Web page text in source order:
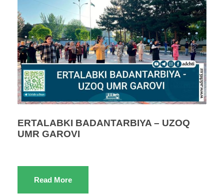
ERTALABKI BADANTARBIYA – UZOQ
UMR GAROVI
Read More